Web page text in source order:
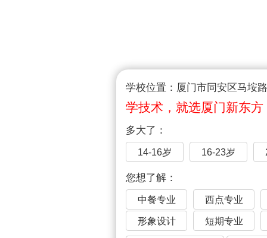
学校位置：厦门市同安区马垵
学技术，就选厦门新东方
多大了：
14-16岁 16-23岁
您想了解：
中餐专业 西点专业
形象设计 短期专业